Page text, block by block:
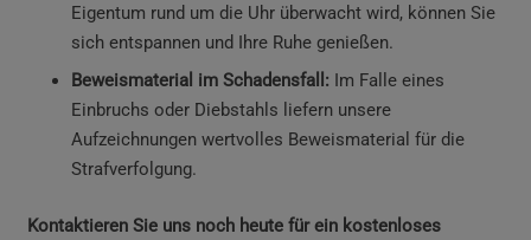
Eigentum rund um die Uhr überwacht wird, können Sie
sich entspannen und Ihre Ruhe genießen.
Beweismaterial im Schadensfall: Im Falle eines
Einbruchs oder Diebstahls liefern unsere
Aufzeichnungen wertvolles Beweismaterial für die
Strafverfolgung.
Kontaktieren Sie uns noch heute für ein kostenloses